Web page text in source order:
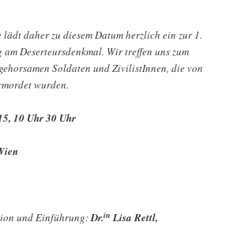
lädt daher zu diesem Datum herzlich ein zur 1.
Deserteursdenkmal. Wir treffen uns zum
Soldaten und ZivilistInnen, die von
wurden.
10 Uhr 30 Uhr
und Einführung:Dr.in Lisa Rettl,